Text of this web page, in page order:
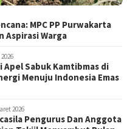
MPC PP Purwakarta
Aspirasi Warga
Apel Sabuk Kamtibmas di
Menuju Indonesia Emas
2026
Pengurus Dan Anggota